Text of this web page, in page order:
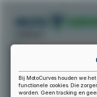
Bij MotoCurves houden we
functionele cookies. Die
worden. Geen tracking en